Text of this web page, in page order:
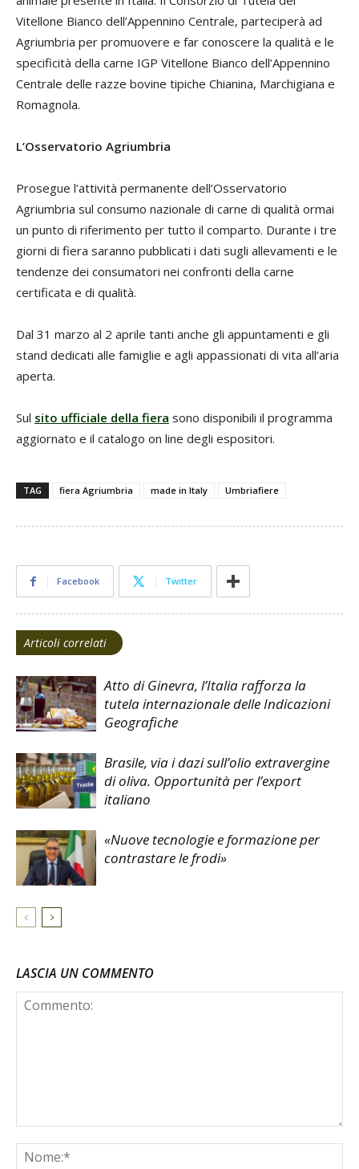
Vitellone Bianco dell’Appennino Centrale, parteciperà ad
Agriumbria per promuovere e far conoscere la qualità e le
specificità della carne IGP Vitellone Bianco dell’Appennino
Centrale delle razze bovine tipiche Chianina, Marchigiana e
Romagnola.
L’Osservatorio Agriumbria
Prosegue l’attività permanente dell’Osservatorio
Agriumbria sul consumo nazionale di carne di qualità ormai
un punto di riferimento per tutto il comparto. Durante i tre
giorni di fiera saranno pubblicati i dati sugli allevamenti e le
tendenze dei consumatori nei confronti della carne
certificata e di qualità.
Dal 31 marzo al 2 aprile tanti anche gli appuntamenti e gli
stand dedicati alle famiglie e agli appassionati di vita all’aria
aperta.
Sul sito ufficiale della fiera sono disponibili il programma
aggiornato e il catalogo on line degli espositori.
TAG fiera Agriumbria made in Italy Umbriafiere
Facebook Twitter
Articoli correlati
Atto di Ginevra, l’Italia rafforza la
tutela internazionale delle Indicazioni
Geografiche
Brasile, via i dazi sull’olio extravergine
di oliva. Opportunità per l’export
italiano
«Nuove tecnologie e formazione per
contrastare le frodi»
LASCIA UN COMMENTO